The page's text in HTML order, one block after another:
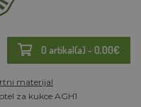
0 artikal(a) - 0,00€
materijal
za kukce AGH1